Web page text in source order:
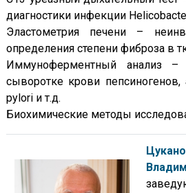
диагностики инфекции
Эластометрия печени –
определения степени фиброза в
Иммуноферментный анализ
сыворотке крови пепсиногенов,
pylori и т.д.
Биохимические методы